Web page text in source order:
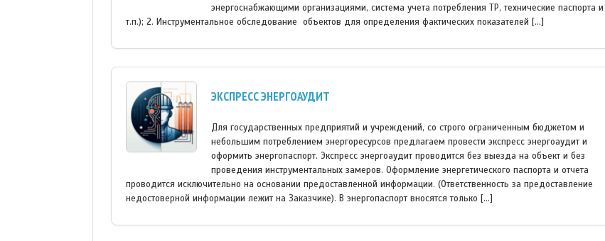
энергоснабжающими организациями, система учета потребления ТР, технические паспорта и
т.п.); 2. Инструментальное обследование объектов для определения фактических показателей […]
ЭКСПРЕСС ЭНЕРГОАУДИТ
Для государственных предприятий и учреждений, со строго ограниченным бюджетом и
небольшим потреблением энергоресурсов предлагаем провести экспресс энергоаудит и
оформить энергопаспорт. Экспресс энергоаудит проводится без выезда на объект и без
проведения инструментальных замеров. Оформление энергетического паспорта и отчета
проводится исключительно на основании предоставленной информации. (Ответственность за предоставление
недостоверной информации лежит на Заказчике). В энергопаспорт вносятся только […]